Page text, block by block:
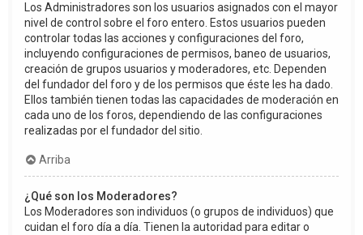
Los Administradores son los usuarios asignados con el mayor
nivel de control sobre el foro entero. Estos usuarios pueden
controlar todas las acciones y configuraciones del foro,
incluyendo configuraciones de permisos, baneo de usuarios,
creación de grupos usuarios y moderadores, etc. Dependen
del fundador del foro y de los permisos que éste les ha dado.
Ellos también tienen todas las capacidades de moderación en
cada uno de los foros, dependiendo de las configuraciones
realizadas por el fundador del sitio.
Arriba
¿Qué son los Moderadores?
Los Moderadores son individuos (o grupos de individuos) que
cuidan el foro día a día. Tienen la autoridad para editar o